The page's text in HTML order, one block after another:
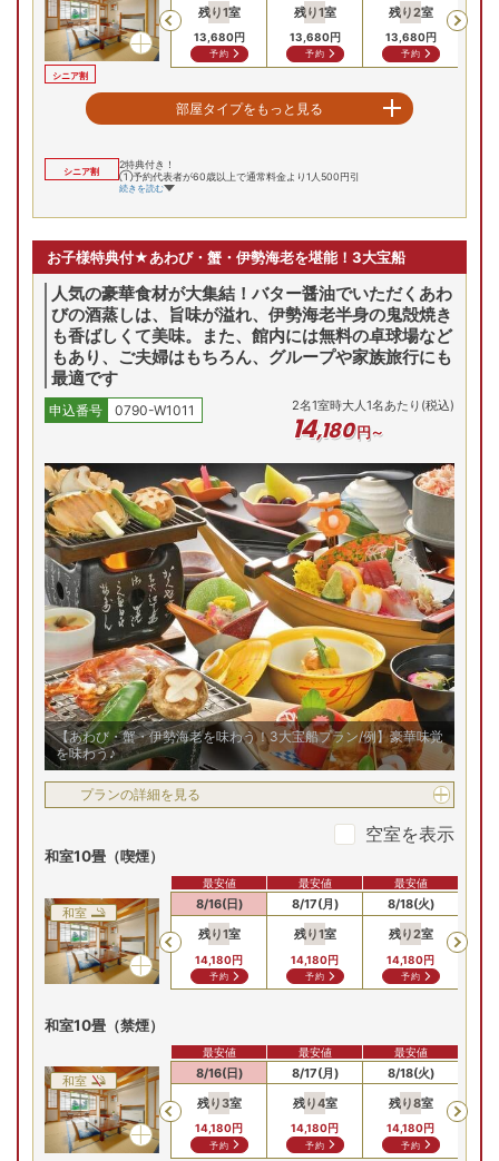
シニア割
Previous
残り1室
13,680円
予約
残り1室
13,680円
予約
残り2室
13,680円
予約
2間和室（本館）禁煙
和室
シニア割
Previous
残り1室
残り2室
川側和洋室（別館）※禁煙
和洋室
シニア割
Previous
8/15(土)
8/16(日)
残り 3室
8/17(月)
残り 3室
8/18(火)
残り3室
和洋室
シニア割
Previous
8/14(金) 8/15(土)
8/16(日)
残り2室
23,680円
予約
8/17(月)
残り2 室
23,680円
予約
8/18(火)
残り
23,680円
予約
部屋タイプをもっと見る
シニア割
2特典付き！
①予約代表者が60歳以上で通常料金より1人500円引
続きを読む
お子様特典付★あわび・蟹・伊勢海老を堪能！3大宝船
人気の豪華食材が大集結！バター醤油でいただくあわ
びの酒蒸しは、旨味が溢れ、伊勢海老半身の鬼殻焼き
も香ばしくて美味。また、館内には無料の卓球場など
もあり、ご夫婦はもちろん、グループや家族旅行にも
最適です
申込番号 0790-W1011 2名1室時大人1名あたり(税込)
14,180円～
【あわび・蟹・伊勢海老を味わう！3大宝船プラン/例】豪華味覚
を味わう♪
プランの詳細を見る
空室を表示
和室10畳（喫煙）
和室
Previous
8/14(金) 8/15(土)
8/16(日)
残り1室
14,180円
予約
最安値
8/17(月)
残り1室
14,180円
予約
最安値
8/18(火)
残り2室
14,180円
予約
最安値
和室10畳（禁煙）
和室
Previous
8/14(金) 8/15(土)
8/16(日)
残り3室
14,180円
予約
最安値
8/17(月)
残り4室
14,180円
予約
最安値
8/18(火)
残り8室
14,180円
予約
最安値